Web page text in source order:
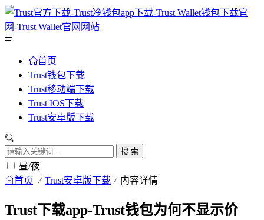
首页
Trust钱包下载
Trust移动端下载
Trust IOS下载
Trust安卓版下载
搜 索
昼/夜
首页 Trust安卓版下载 内容详情
Trust下载app-Trust钱包为何不显示价